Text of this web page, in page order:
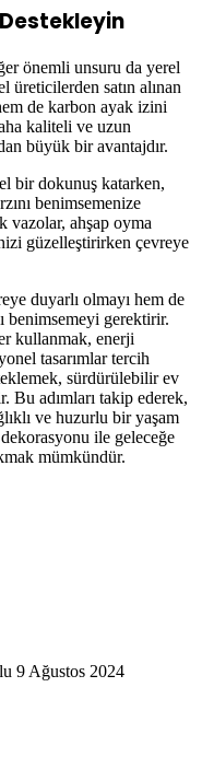
Destekleyin
önemli unsuru da yerel
üreticilerden satın alınan
de karbon ayak izini
kaliteli ve uzun
büyük bir avantajdır.
bir dokunuş katarken,
benimsemenize
vazolar, ahşap oyma
güzelleştirirken çevreye
duyarlı olmayı hem de
benimsemeyi gerektirir.
kullanmak, enerji
tasarımlar tercih
sürdürülebilir ev
Bu adımları takip ederek,
ve huzurlu bir yaşam
ile geleceğe
mümkündür.
9 Ağustos 2024